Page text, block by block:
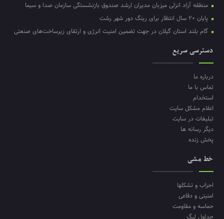
منطقه آزاد انزلی میزبان مدیران ارشد صندوق بازنشستگی سازمان صدا و سیما
پایان ۲۰ سال انتظار برای رینگ دور شهر رشت
گام بلند استان گیلان در جهت تضمین امنیت انرژی و ارتقای زیرساخت‌های صنعتی
دسترسی سریع
درباره ما
تماس با ما
استخدام
اعلام مشکل سایت
تبلیغات در سایت
دیگر رسانه ها
پخش زنده
خط مشی
احزاب و تشکلها
امنیتی و دفاعی
حماسه و مقاومت
جداول لیگ